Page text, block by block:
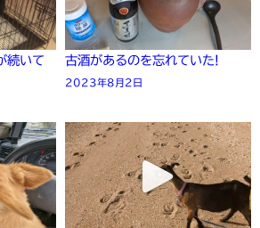
続いて
古酒があるのを忘れていた!
2023年8月2日